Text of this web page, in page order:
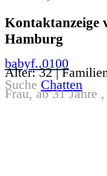
Kontaktanzeige
Hamburg
babyf..0100
Alter: 32 |
Suche Chatten
Frau, ab 31 Jahre